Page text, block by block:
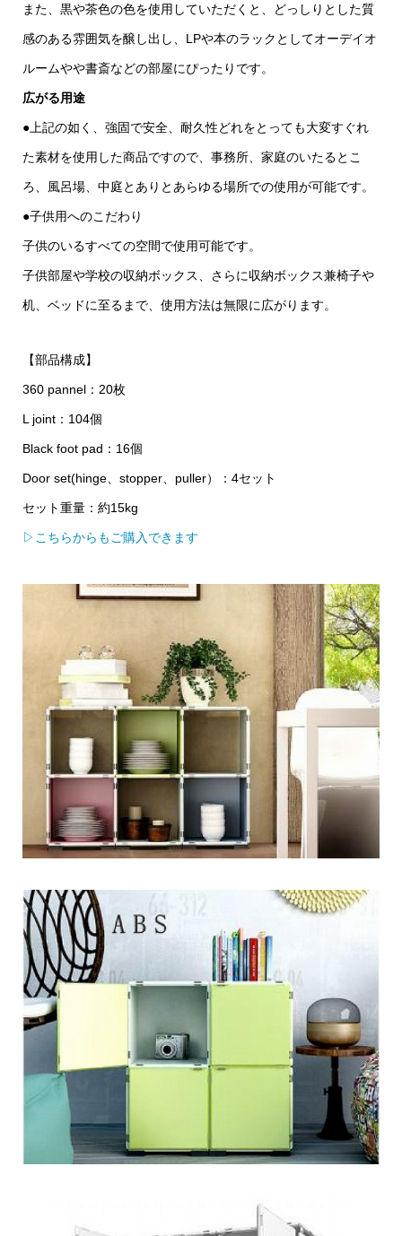
また、黒や茶色の色を使用していただくと、どっしりとした質
感のある雰囲気を醸し出し、LPや本のラックとしてオーデイオ
ルームやや書斎などの部屋にぴったりです。
広がる用途
●上記の如く、強固で安全、耐久性どれをとっても大変すぐれ
た素材を使用した商品ですので、事務所、家庭のいたるとこ
ろ、風呂場、中庭とありとあらゆる場所での使用が可能です。
●子供用へのこだわり
子供のいるすべての空間で使用可能です。
子供部屋や学校の収納ボックス、さらに収納ボックス兼椅子や
机、ベッドに至るまで、使用方法は無限に広がります。
【部品構成】
360 pannel：20枚
L joint：104個
Black foot pad：16個
Door set(hinge、stopper、puller）：4セット
セット重量：約15kg
▷こちらからもご購入できます